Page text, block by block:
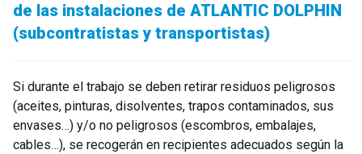
de las instalaciones de ATLANTIC DOLPHIN
(subcontratistas y transportistas)
Si durante el trabajo se deben retirar residuos peligrosos
(aceites, pinturas, disolventes, trapos contaminados, sus
envases…) y/o no peligrosos (escombros, embalajes,
cables…), se recogerán en recipientes adecuados según la